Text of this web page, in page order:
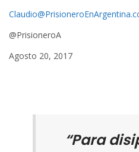
@PrisioneroA
Agosto 20, 2017
“Para